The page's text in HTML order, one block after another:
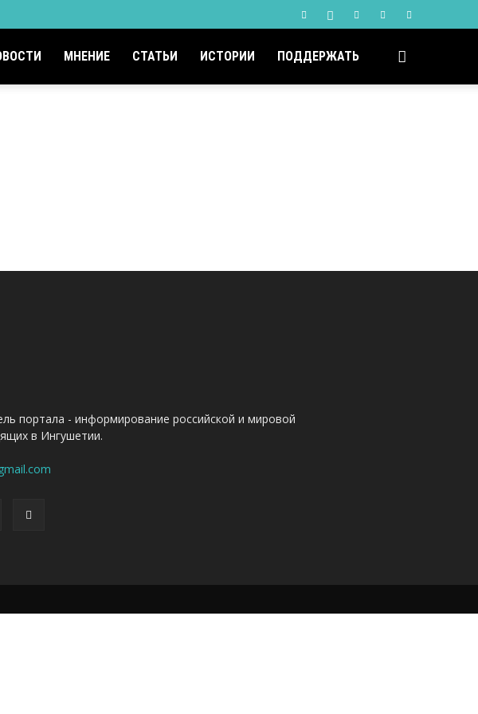
МНЕНИЕ СТАТЬИ ИСТОРИИ ПОДДЕРЖАТЬ
портала - информирование российской и мировой
в Ингушетии.